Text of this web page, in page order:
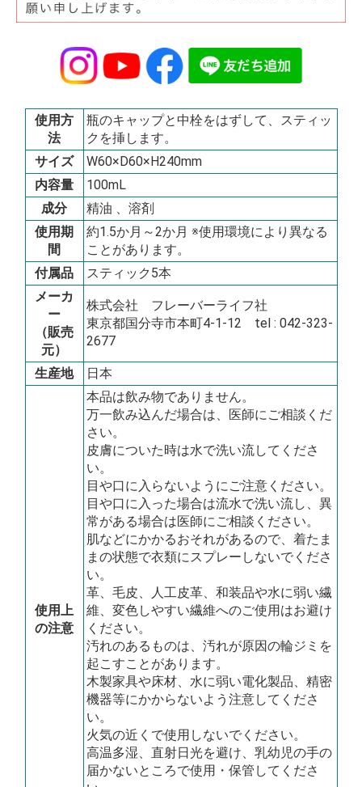
使用方
法
瓶のキャップと中栓をはずして、スティッ
クを挿します。
サイズ
W60×D60×H240mm
内容量
100mL
成分
精油 、溶剤
使用期
間
約1.5か月～2か月 ※使用環境により異なる
ことがあります。
付属品
スティック5本
メーカ
ー
（販売
元）
株式会社 フレーバーライフ社
東京都国分寺市本町4-1-12 tel : 042-323-
2677
生産地 日本
使用上
の注意
本品は飲み物でありません。
万一飲み込んだ場合は、医師にご相談くだ
さい。
皮膚についた時は水で洗い流してくださ
い。
目や口に入らないようにご注意ください。
目や口に入った場合は流水で洗い流し、異
常がある場合は医師にご相談ください。
肌などにかかるおそれがあるので、着たま
まの状態で衣類にスプレーしないでくださ
い。
革、毛皮、人工皮革、和装品や水に弱い繊
維、変色しやすい繊維へのご使用はお避け
ください。
汚れのあるものは、汚れが原因の輪ジミを
起こすことがあります。
木製家具や床材、水に弱い電化製品、精密
機器等にかからないよう注意してくださ
い。
火気の近くで使用しないでください。
高温多湿、直射日光を避け、乳幼児の手の
届かないところで使用・保管してくださ